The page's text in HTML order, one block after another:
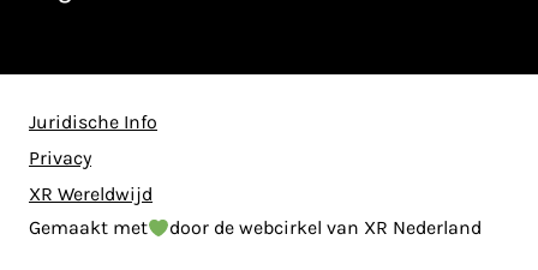
Juridische Info
Privacy
XR Wereldwijd
Gemaakt met
door de webcirkel van XR Nederland